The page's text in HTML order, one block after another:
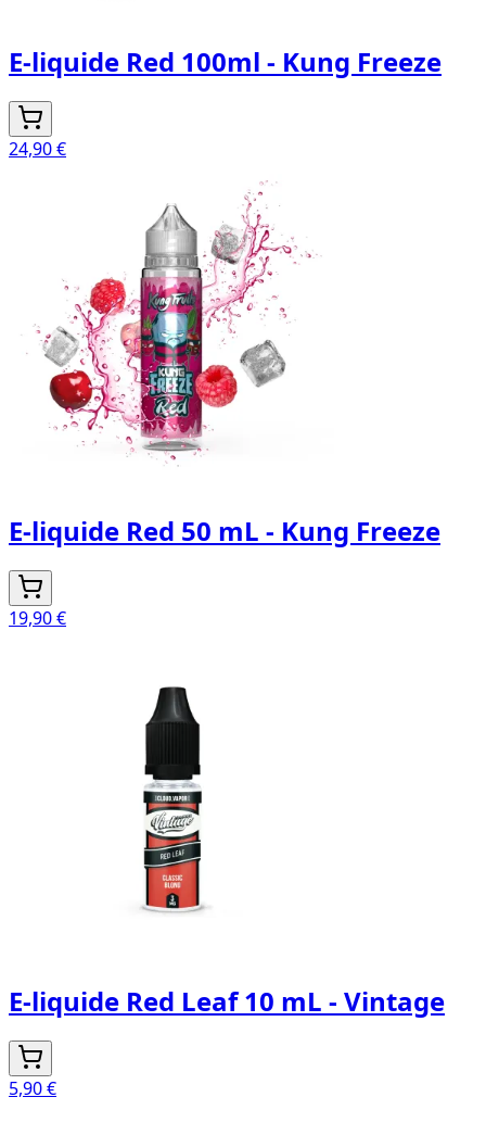
E-liquide Red 100ml - Kung Freeze
24,90 €
E-liquide Red 50 mL - Kung Freeze
19,90 €
E-liquide Red Leaf 10 mL - Vintage
5,90 €